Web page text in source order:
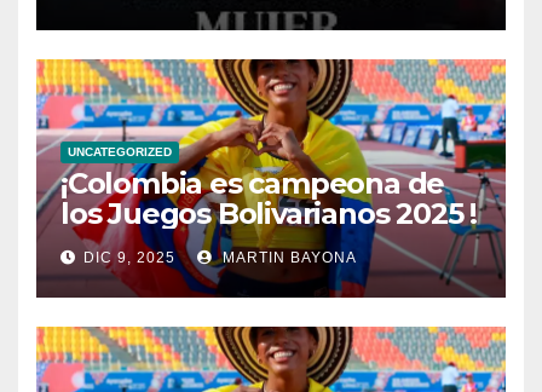
UNCATEGORIZED
¡Colombia es campeona de
los Juegos Bolivarianos 2025 !
DIC 9, 2025 MARTIN BAYONA